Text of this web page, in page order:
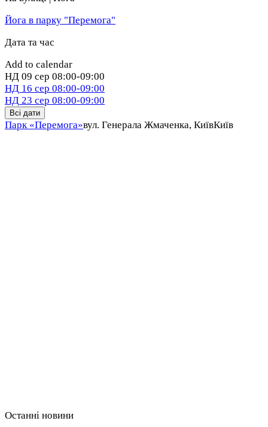
Йога в парку "Перемога"
Дата та час
Add to calendar
НД 09 сер 08:00-09:00
НД 16 сер 08:00-09:00
НД 23 сер 08:00-09:00
Всі дати
Парк «Перемога»вул. Генерала Жмаченка, КиївКиїв
Останні новини